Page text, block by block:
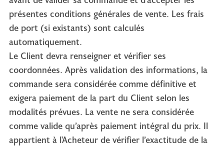
présentes conditions générales de vente. Les frais
de port (si existants) sont calculés
automatiquement.
Le Client devra renseigner et vérifier ses
coordonnées. Après validation des informations, la
commande sera considérée comme définitive et
exigera paiement de la part du Client selon les
modalités prévues. La vente ne sera considérée
comme valide qu’après paiement intégral du prix. Il
appartient à l'Acheteur de vérifier l’exactitude de la